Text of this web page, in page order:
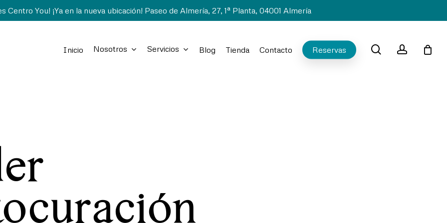
Centro You! ¡Ya en la nueva ubicación! Paseo de Almería, 27, 1ª Planta, 04001 Almería
Inicio Nosotros Servicios Blog Tienda Contacto Reservas searchaccount